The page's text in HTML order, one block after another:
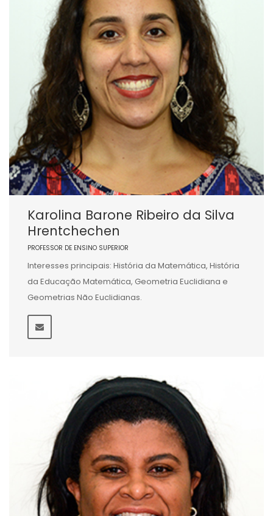
Karolina Barone Ribeiro da Silva
Hrentchechen
PROFESSOR DE ENSINO SUPERIOR
Interesses principais: História da Matemática, História
da Educação Matemática, Geometria Euclidiana e
Geometrias Não Euclidianas.